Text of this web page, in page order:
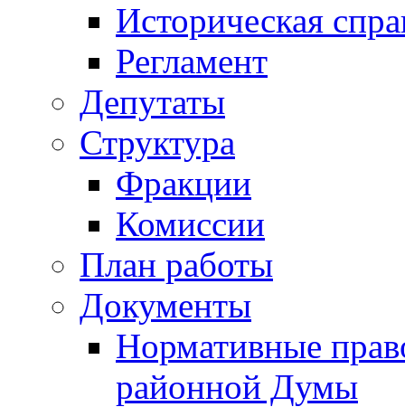
Историческая
Регламент
Депутаты
Структура
Фракции
Комиссии
План работы
Документы
Нормативные
районной Думы